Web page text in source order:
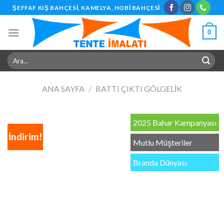
Skip
to
content
ŞEFFAF KIŞ BAHÇESI, KAMELYA, HOBI BAHÇESI
0
Ara:
ANA SAYFA / BATTI ÇIKTI GÖLGELIK
2025 Bahar Kampanyası
Mutlu Müşteriler
Branda Dünyası
İndirim!